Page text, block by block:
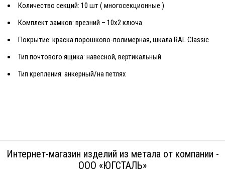
Количество секций: 10 шт ( многосекционные )
Комплект замков: врезний – 10х2 ключа
Покрытие: краска порошково-полимерная, шкала RAL Classic
Тип почтового ящика: навесной, вертикальный
Тип крепления: анкерный/на петлях
Интернет-магазин изделий из метала от компании -
ООО «ЮГСТАЛЬ»